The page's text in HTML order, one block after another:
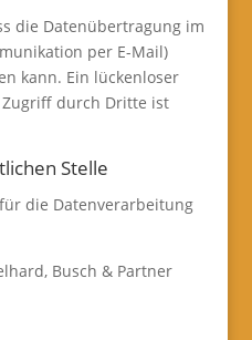
die Datenübertragung im
per E-Mail)
kann. Ein lückenloser
durch Dritte ist
Stelle
die Datenverarbeitung
Busch & Partner